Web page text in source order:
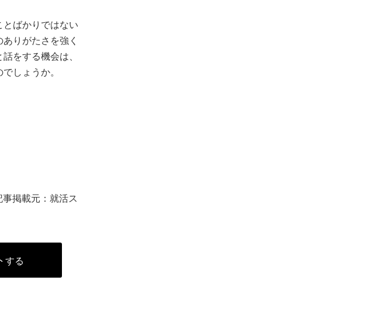
ばかりではない
りがたさを強く
をする機会は、
しょうか。
掲載元：就活ス
する